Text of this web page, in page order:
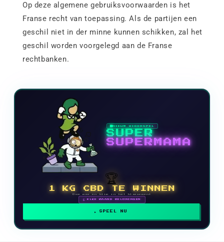
Op deze algemene gebruiksvoorwaarden is het
Franse recht van toepassing. Als de partijen een
geschil niet in der minne kunnen schikken, zal het
geschil worden voorgelegd aan de Franse
rechtbanken.
NIEUW VIDEOSPEL
SUPER
SUPERMAMA
🏆
1 KG CBD TE WINNEN
Doe mee en klim in het klassement
🗓 ELKE MAAND BELONINGEN
SPEEL NU